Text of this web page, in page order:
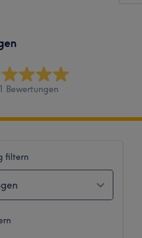
Bewertungen
filtern